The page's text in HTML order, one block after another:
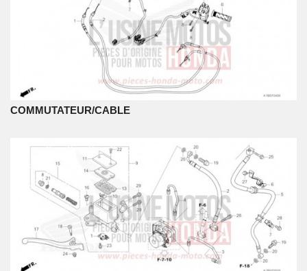
COMMUTATEUR/CABLE